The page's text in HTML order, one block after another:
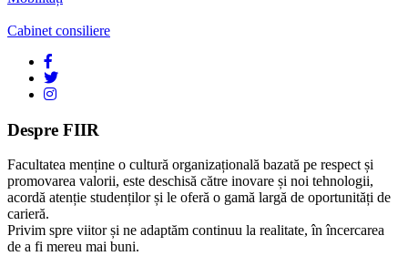
Cabinet consiliere
Despre FIIR
Facultatea menține o cultură organizațională bazată pe respect și
promovarea valorii, este deschisă către inovare și noi tehnologii,
acordă atenție studenților și le oferă o gamă largă de oportunități de
carieră.
Privim spre viitor și ne adaptăm continuu la realitate, în încercarea
de a fi mereu mai buni.